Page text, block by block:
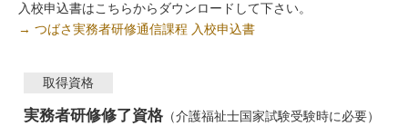
入校申込書はこちらからダウンロードして下さい。
→ つばさ実務者研修通信課程 入校申込書
取得資格
実務者研修修了資格（介護福祉士国家試験受験時に必要）